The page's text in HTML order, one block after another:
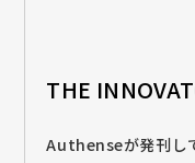
THE
Authenseが発刊し